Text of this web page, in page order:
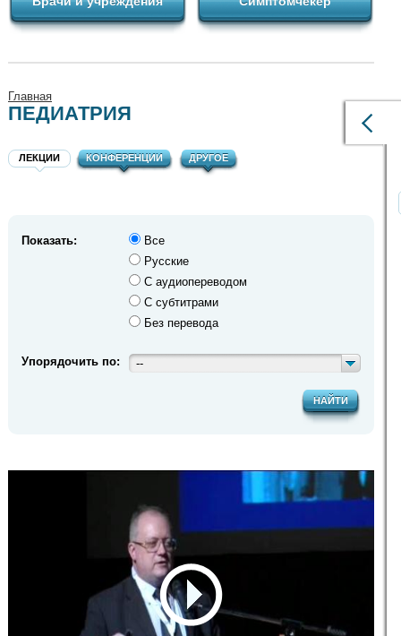
Главная
ПЕДИАТРИЯ
ЛЕКЦИИ КОНФЕРЕНЦИИ ДРУГОЕ
Показать:
Все
Русские
С аудиопереводом
С субтитрами
Без перевода
Упорядочить по: --
НАЙТИ